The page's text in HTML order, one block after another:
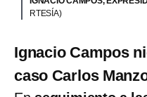
RTESÍA)
Ignacio Campos
caso Carlos